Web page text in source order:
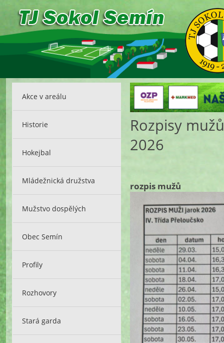
Akce v areálu
Historie
Hokejbal
Mládežnická družstva
Mužstvo dospělých
Obec Semín
Profily
Rozhovory
Stará garda
Rozpisy
2026
rozpis mužů